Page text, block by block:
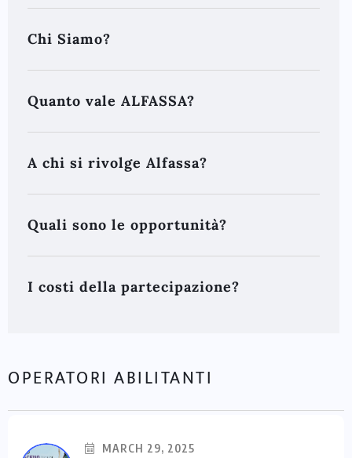
Chi Siamo?
Quanto vale ALFASSA?
A chi si rivolge Alfassa?
Quali sono le opportunità?
I costi della partecipazione?
OPERATORI ABILITANTI
MARCH 29, 2025